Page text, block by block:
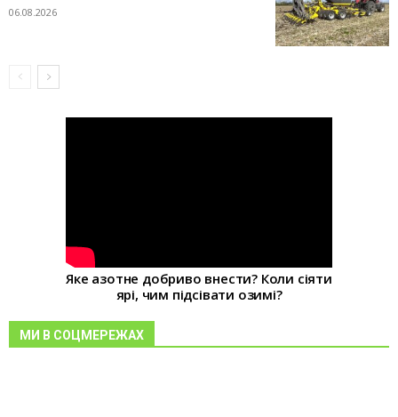
06.08.2026
Яке азотне добриво внести? Коли сіяти
ярі, чим підсівати озимі?
МИ В СОЦМЕРЕЖАХ